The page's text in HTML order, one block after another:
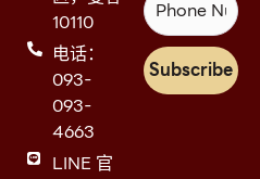
10110
电话：
093-
093-
4663
LINE 官
Subscribe